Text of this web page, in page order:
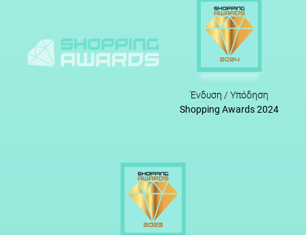
Ένδυση / Υπόδηση
Shopping Awards 2024